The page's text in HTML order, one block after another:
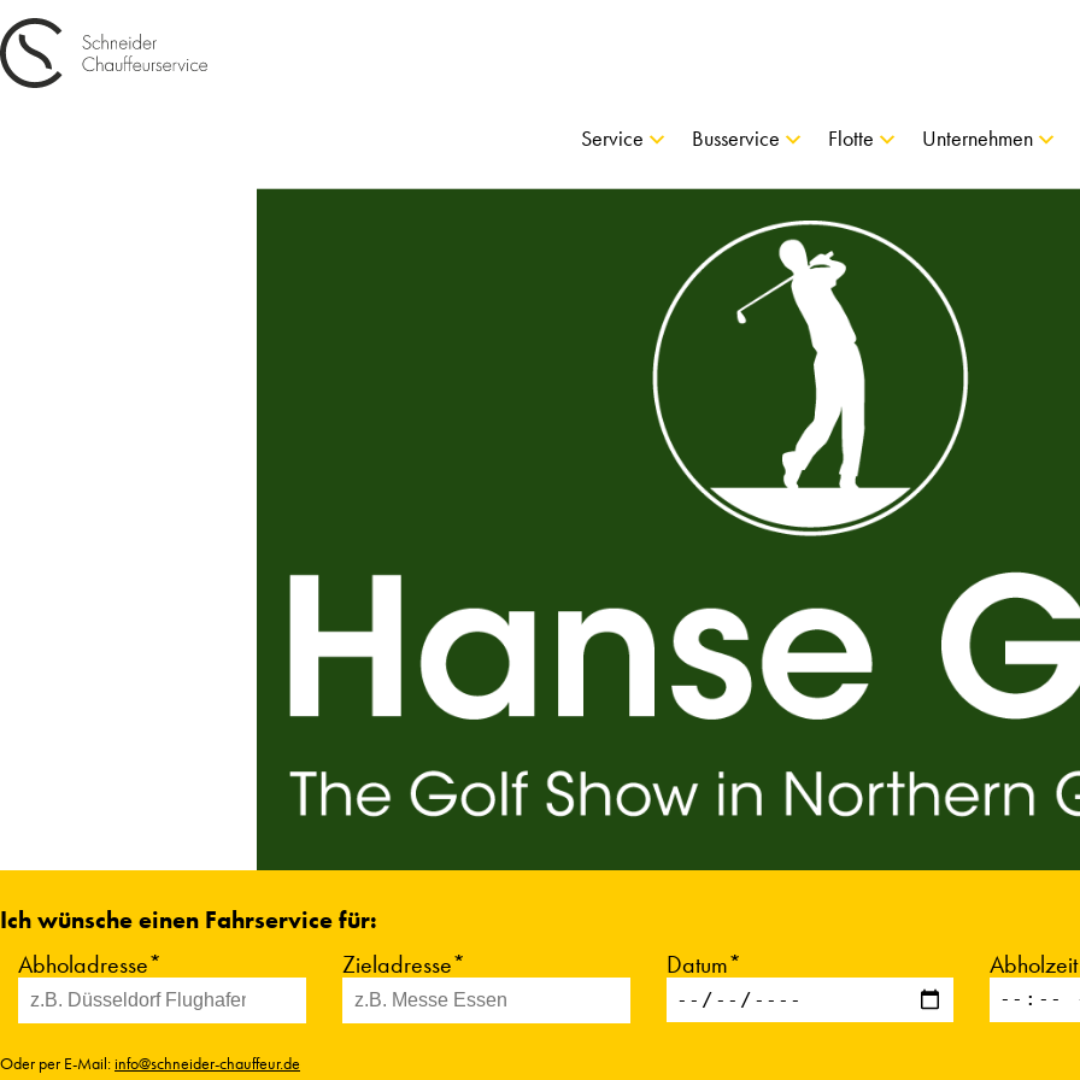
Service Busservice Flotte Unternehmen
Ich wünsche einen Fahrservice für:
Abholadresse*
Zieladresse* Datum*
Oder per E-Mail:info@schneider-chauffeur.de